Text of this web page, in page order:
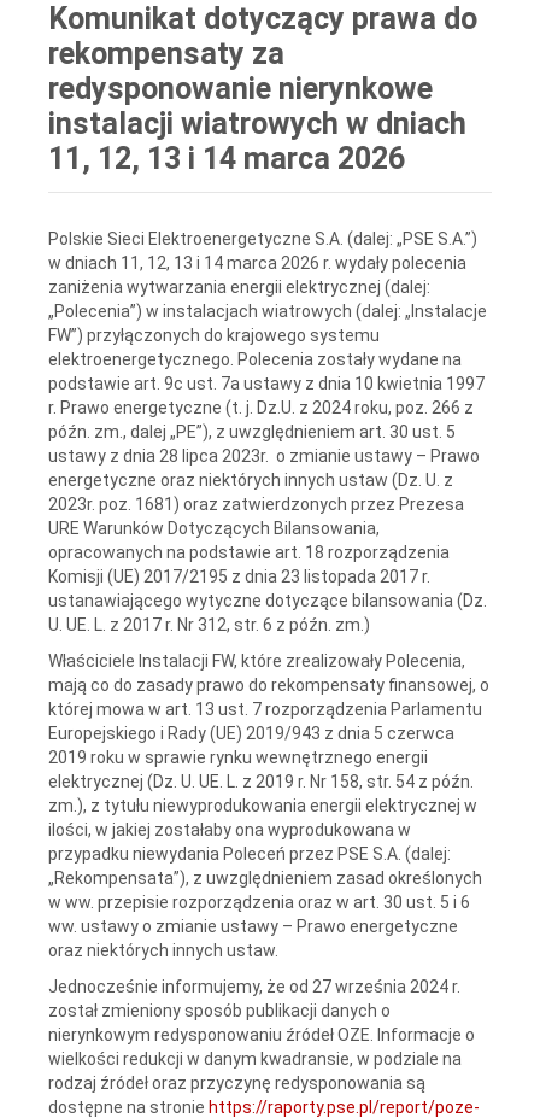
Komunikat dotyczący prawa do
rekompensaty za
redysponowanie nierynkowe
instalacji wiatrowych w dniach
11, 12, 13 i 14 marca 2026
Polskie Sieci Elektroenergetyczne S.A. (dalej: „PSE S.A.”)
w dniach 11, 12, 13 i 14 marca 2026 r. wydały polecenia
zaniżenia wytwarzania energii elektrycznej (dalej:
„Polecenia”) w instalacjach wiatrowych (dalej: „Instalacje
FW”) przyłączonych do krajowego systemu
elektroenergetycznego. Polecenia zostały wydane na
podstawie art. 9c ust. 7a ustawy z dnia 10 kwietnia 1997
r. Prawo energetyczne (t. j. Dz.U. z 2024 roku, poz. 266 z
późn. zm., dalej „PE”), z uwzględnieniem art. 30 ust. 5
ustawy z dnia 28 lipca 2023r. o zmianie ustawy – Prawo
energetyczne oraz niektórych innych ustaw (Dz. U. z
2023r. poz. 1681) oraz zatwierdzonych przez Prezesa
URE Warunków Dotyczących Bilansowania,
opracowanych na podstawie art. 18 rozporządzenia
Komisji (UE) 2017/2195 z dnia 23 listopada 2017 r.
ustanawiającego wytyczne dotyczące bilansowania (Dz.
U. UE. L. z 2017 r. Nr 312, str. 6 z późn. zm.)
Właściciele Instalacji FW, które zrealizowały Polecenia,
mają co do zasady prawo do rekompensaty finansowej, o
której mowa w art. 13 ust. 7 rozporządzenia Parlamentu
Europejskiego i Rady (UE) 2019/943 z dnia 5 czerwca
2019 roku w sprawie rynku wewnętrznego energii
elektrycznej (Dz. U. UE. L. z 2019 r. Nr 158, str. 54 z późn.
zm.), z tytułu niewyprodukowania energii elektrycznej w
ilości, w jakiej zostałaby ona wyprodukowana w
przypadku niewydania Poleceń przez PSE S.A. (dalej:
„Rekompensata”), z uwzględnieniem zasad określonych
w ww. przepisie rozporządzenia oraz w art. 30 ust. 5 i 6
ww. ustawy o zmianie ustawy – Prawo energetyczne
oraz niektórych innych ustaw.
Jednocześnie informujemy, że od 27 września 2024 r.
został zmieniony sposób publikacji danych o
nierynkowym redysponowaniu źródeł OZE. Informacje o
wielkości redukcji w danym kwadransie, w podziale na
rodzaj źródeł oraz przyczynę redysponowania są
dostępne na stronie https://raporty.pse.pl/report/poze-